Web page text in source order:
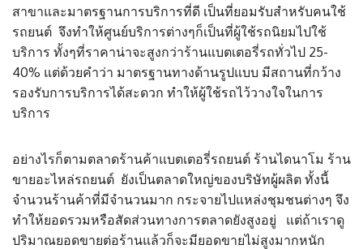
สาขาและมาตรฐานการบริการที่ดี เป็นที่ยอมรับสำหรับคนใช้
รถยนต์ จึงทำให้ศูนย์บริการต่างๆก็เป็นที่ผู้ใช้รถนิยมไปใช้
บริการ ทั้งๆที่ราคาน่าจะสูงกว่าร้านแบตเตอรี่รถทั่วไป 25-
40% แต่ด้วยคำว่า มาตรฐานทางด้านรูปแบบ มีสถานที่กว้าง
รองรับการบริการได้สะดวก ทำให้ผู้ใช้รถไว้วางใจในการ
บริการ
อย่างไรก็ตามตลาดร้านค้าแบตเตอรี่รถยนต์ ร้านไดนาโม ร้าน
ขายอะไหล่รถยนต์ ยังเป็นตลาดใหญ่ของบริษัทผู้ผลิต ทั้งนี้
จำนวนร้านค้าที่มีจำนวนมาก กระจายไปแหล่งชุมชนต่างๆ จึง
ทำให้ยอดรวมหรือสัดส่วนทางการตลาดยังสูงอยู่ แต่ถ้าเราดู
ปริมาณยอดขายต่อร้านแล้วก็จะมียอดขายไม่สูงมากหนัก